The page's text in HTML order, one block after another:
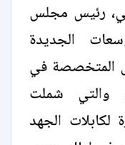
رئيس مجلس
الجديدة
المتخصصة في
والتي شملت
الجهد